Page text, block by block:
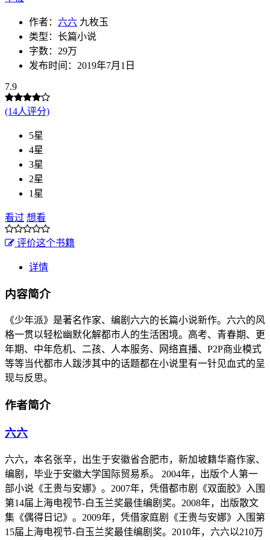
作者： 六六 九枚玉
类型：长篇小说
字数：29万
发布时间：2019年7月1日
7.9
(14人评分)
5星
4星
3星
2星
1星
看过 想看
评价这个书籍
详情
内容简介
《少年派》是著名作家、编剧六六的长篇小说新作。六六的风
格一贯以轻松幽默化解都市人的生活困境。高考、青春期、更
年期、中年危机、二孩、人本服务、网络直播、P2P商业模式
等等当代都市人跋涉其中的话题都在小说里有一针见血式的呈
现与反思。
作者简介
六六
六六，本名张辛，出生于安徽省合肥市，新加坡籍华裔作家、
编剧，毕业于安徽大学国际贸易系。 2004年，出版个人第一
部小说《王贵与安娜》。2007年，凭借都市剧《双面胶》入围
第14届上海电视节-白玉兰奖最佳编剧奖。2008年，出版散文
集《偶得日记》。2009年，凭借家庭剧《王贵与安娜》入围第
15届上海电视节-白玉兰奖最佳编剧奖。2010年，六六以210万